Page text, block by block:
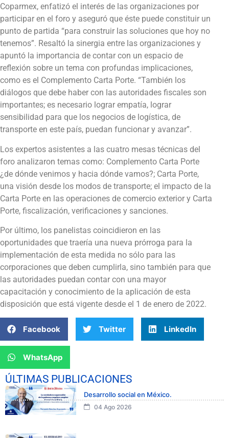
Coparmex, enfatizó el interés de las organizaciones por
participar en el foro y aseguró que éste puede constituir un
punto de partida “para construir las soluciones que hoy no
tenemos”. Resaltó la sinergia entre las organizaciones y
apuntó la importancia de contar con un espacio de
reflexión sobre un tema con profundas implicaciones,
como es el Complemento Carta Porte. “También los
diálogos que debe haber con las autoridades fiscales son
importantes; es necesario lograr empatía, lograr
sensibilidad para que los negocios de logística, de
transporte en este país, puedan funcionar y avanzar”.
Los expertos asistentes a las cuatro mesas técnicas del
foro analizaron temas como: Complemento Carta Porte
¿de dónde venimos y hacia dónde vamos?; Carta Porte,
una visión desde los modos de transporte; el impacto de la
Carta Porte en las operaciones de comercio exterior y Carta
Porte, fiscalización, verificaciones y sanciones.
Por último, los panelistas coincidieron en las
oportunidades que traería una nueva prórroga para la
implementación de esta medida no sólo para las
corporaciones que deben cumplirla, sino también para que
las autoridades puedan contar con una mayor
capacitación y conocimiento de la aplicación de esta
disposición que está vigente desde el 1 de enero de 2022.
Facebook Twitter LinkedIn
WhatsApp
ÚLTIMAS PUBLICACIONES
Desarrollo social en México.
04 Ago 2026